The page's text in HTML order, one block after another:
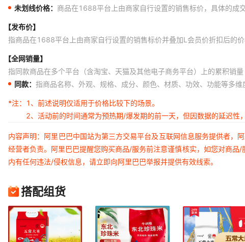
未划线价格： 商品在1688平台上由商家自行设置的销售标价，具体的成
【发布价】
指商品在1688平台上由商家自行设置的销售标价并叠加L会员价折扣后的价
【全网销量】
指同款商品在多个平台（含淘宝、天猫及其他电子商务平台）上的累积销量
同款： 指商品名称、外观、规格、成分、颜色、材质、功效、功能等多
*注：
1、前述说明仅适用于价格比较下的场景。
2、活动前的时间通常为预热期/爆发期的前一天，但因数据的延迟
内容声明：阿里巴巴中国站为第三方交易平台及互联网信息服务提供者，
经营者负责。阿里巴巴提醒您购买商品/服务前注意谨慎核实，如您对商
内有任何违法/侵权信息，请立即向阿里巴巴举报并提供有效线索。
搭配组货